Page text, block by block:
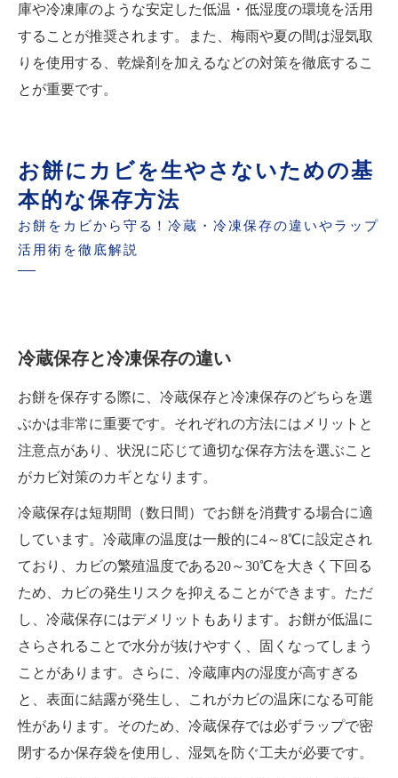
庫や冷凍庫のような安定した低温・低湿度の環境を活用
することが推奨されます。また、梅雨や夏の間は湿気取
りを使用する、乾燥剤を加えるなどの対策を徹底するこ
とが重要です。
お餅にカビを生やさないための基
本的な保存方法
お餅をカビから守る！冷蔵・冷凍保存の違いやラップ
活用術を徹底解説
冷蔵保存と冷凍保存の違い
お餅を保存する際に、冷蔵保存と冷凍保存のどちらを選
ぶかは非常に重要です。それぞれの方法にはメリットと
注意点があり、状況に応じて適切な保存方法を選ぶこと
がカビ対策のカギとなります。
冷蔵保存は短期間（数日間）でお餅を消費する場合に適
しています。冷蔵庫の温度は一般的に4～8℃に設定され
ており、カビの繁殖温度である20～30℃を大きく下回る
ため、カビの発生リスクを抑えることができます。ただ
し、冷蔵保存にはデメリットもあります。お餅が低温に
さらされることで水分が抜けやすく、固くなってしまう
ことがあります。さらに、冷蔵庫内の湿度が高すぎる
と、表面に結露が発生し、これがカビの温床になる可能
性があります。そのため、冷蔵保存では必ずラップで密
閉するか保存袋を使用し、湿気を防ぐ工夫が必要です。